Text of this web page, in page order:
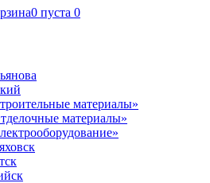
0 пуста 0
материалы»
материалы»